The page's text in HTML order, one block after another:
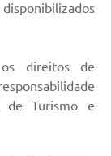
direitos de
de Turismo e